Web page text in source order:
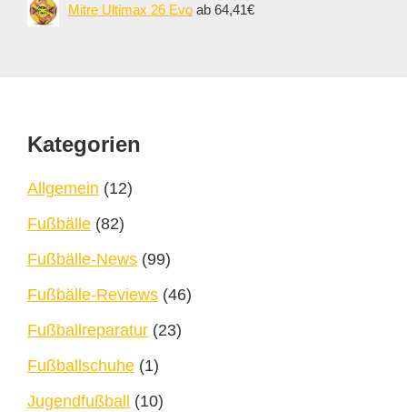
Mitre Ultimax 26 Evo ab 64,41€
Footer
Kategorien
Allgemein (12)
Fußbälle (82)
Fußbälle-News (99)
Fußbälle-Reviews (46)
Fußballreparatur (23)
Fußballschuhe (1)
Jugendfußball
(10)